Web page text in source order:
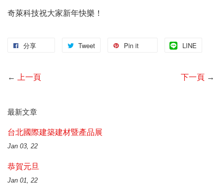
奇萊科技祝大家新年快樂！
分享 Tweet Pin it LINE
← 上一頁 下一頁 →
最新文章
台北國際建築建材暨產品展
Jan 03, 22
恭賀元旦
Jan 01, 22